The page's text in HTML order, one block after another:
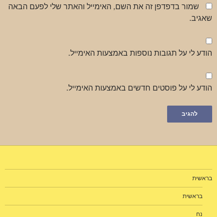
שמור בדפדפן זה את השם, האימייל והאתר שלי לפעם הבאה
שאגיב.
הודע לי על תגובות נוספות באמצעות האימייל.
הודע לי על פוסטים חדשים באמצעות האימייל.
בראשית
בראשית
נח